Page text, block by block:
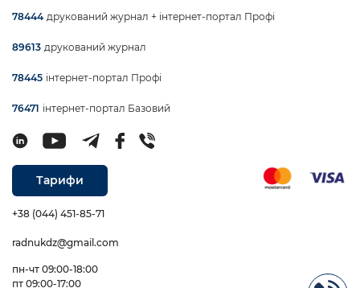
78444 друкований журнал + інтернет-портал Профі
89613 друкований журнал
78445 інтернет-портал Профі
76471 інтернет-портал Базовий
Тарифи
+38 (044) 451-85-71
radnukdz@gmail.com
пн-чт 09:00-18:00
пт 09:00-17:00